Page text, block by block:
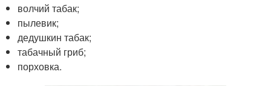
волчий табак;
пылевик;
дедушкин табак;
табачный гриб;
порховка.